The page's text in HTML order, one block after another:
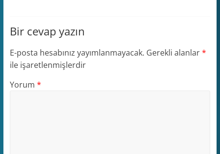
Bir cevap yazın
E-posta hesabınız yayımlanmayacak. Gerekli alanlar*
ile işaretlenmişlerdir
Yorum *